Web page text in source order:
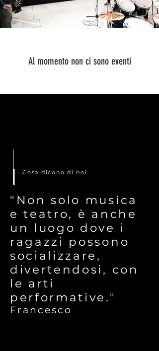
Al momento non ci sono eventi
Cosa dicono di noi
"Non solo musica
e teatro, è anche
un luogo dove i
ragazzi possono
socializzare,
divertendosi, con
le arti
performative."
Francesco